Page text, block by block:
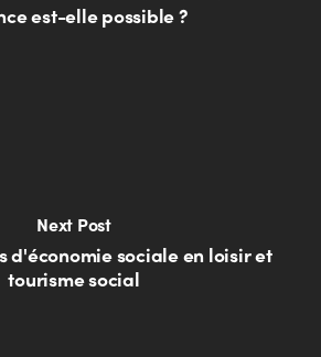
est-elle possible ?
Next Post
d'économie sociale en loisir et
tourisme social